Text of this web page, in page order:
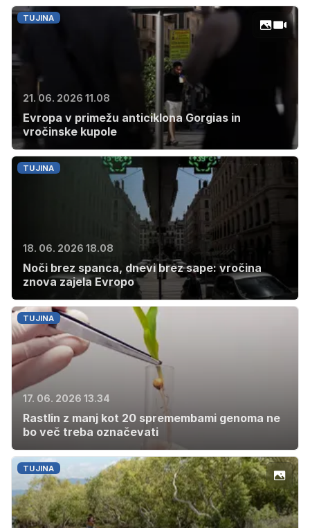
TUJINA
21. 06. 2026 11.08
Evropa v primežu anticiklona Gorgias in
vročinske kupole
TUJINA
18. 06. 2026 18.08
Noči brez spanca, dnevi brez sape: vročina
znova zajela Evropo
TUJINA
17. 06. 2026 13.34
Rastlin z manj kot 20 spremembami genoma ne
bo več treba označevati
TUJINA